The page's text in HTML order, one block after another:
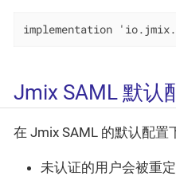
implementation
Jmix SAML 默认
在 Jmix SAML 的默认配置
未认证的用户会被重